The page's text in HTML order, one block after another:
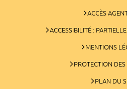
ACCÈS
ACCESSIBILITÉ :
MENTIONS
PROTECTION
PLAN DU